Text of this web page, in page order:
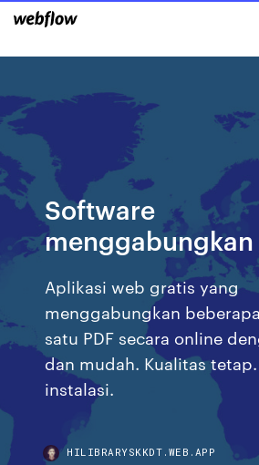
Software
Aplikasi web gratis yang
menggabungkan
satu PDF secara online
dan mudah. Kualitas
instalasi.
HILIBRARYSKKDT.WEB.APP